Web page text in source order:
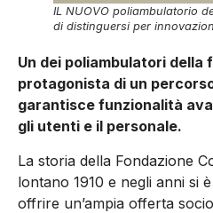
IL NUOVO poliambulatorio
di distinguersi per
Un dei poliambulatori della
protagonista di un
garantisce funzionalità
gli utenti e il personale.
La storia della Fondazione
lontano 1910 e negli anni si
offrire un’ampia offerta